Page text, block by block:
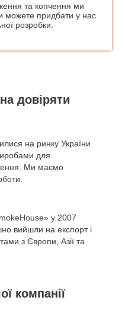
та копчення ми
можете придбати у нас
розробки.
довіряти
на ринку України
для
Ми маємо
у 2007
вийшли на експорт і
з Європи, Азії та
компанії